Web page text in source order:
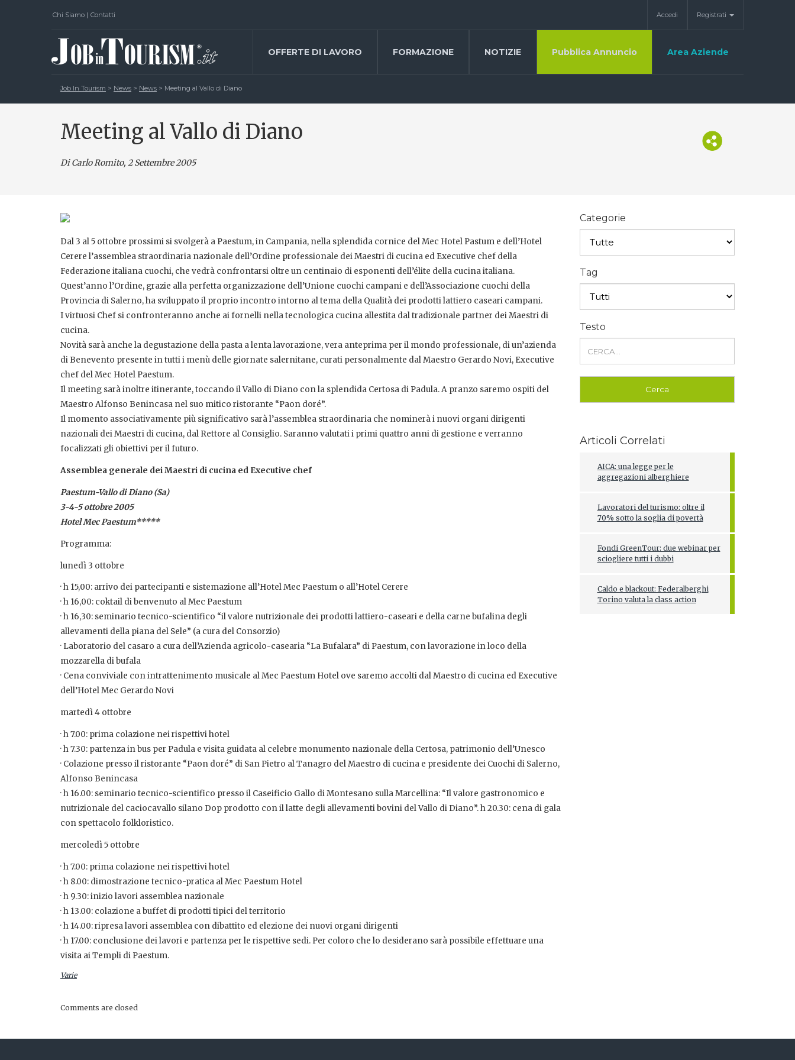
Chi Siamo | Contatti Accedi Registrati
OFFERTE DI LAVORO FORMAZIONE NOTIZIE Pubblica Annuncio Area Aziende
Job In Tourism > News > News > Meeting al Vallo di Diano
Meeting al Vallo di Diano
Di Carlo Romito, 2 Settembre 2005
Dal 3 al 5 ottobre prossimi si svolgerà a Paestum, in Campania, nella splendida cornice del Mec Hotel Pastum e dell’Hotel
Cerere l’assemblea straordinaria nazionale dell’Ordine professionale dei Maestri di cucina ed Executive chef della
Federazione italiana cuochi, che vedrà confrontarsi oltre un centinaio di esponenti dell’élite della cucina italiana.
Quest’anno l’Ordine, grazie alla perfetta organizzazione dell’Unione cuochi campani e dell’Associazione cuochi della
Provincia di Salerno, ha sviluppato il proprio incontro intorno al tema della Qualità dei prodotti lattiero caseari campani.
I virtuosi Chef si confronteranno anche ai fornelli nella tecnologica cucina allestita dal tradizionale partner dei Maestri di
cucina.
Novità sarà anche la degustazione della pasta a lenta lavorazione, vera anteprima per il mondo professionale, di un’azienda
di Benevento presente in tutti i menù delle giornate salernitane, curati personalmente dal Maestro Gerardo Novi, Executive
chef del Mec Hotel Paestum.
Il meeting sarà inoltre itinerante, toccando il Vallo di Diano con la splendida Certosa di Padula. A pranzo saremo ospiti del
Maestro Alfonso Benincasa nel suo mitico ristorante “Paon doré”.
Il momento associativamente più significativo sarà l’assemblea straordinaria che nominerà i nuovi organi dirigenti
nazionali dei Maestri di cucina, dal Rettore al Consiglio. Saranno valutati i primi quattro anni di gestione e verranno
focalizzati gli obiettivi per il futuro.
Assemblea generale dei Maestri di cucina ed Executive chef
Paestum-Vallo di Diano (Sa)
3-4-5 ottobre 2005
Hotel Mec Paestum*****
Programma:
lunedì 3 ottobre
· h 15,00: arrivo dei partecipanti e sistemazione all’Hotel Mec Paestum o all’Hotel Cerere
· h 16,00: coktail di benvenuto al Mec Paestum
· h 16,30: seminario tecnico-scientifico “il valore nutrizionale dei prodotti lattiero-caseari e della carne bufalina degli
allevamenti della piana del Sele” (a cura del Consorzio)
· Laboratorio del casaro a cura dell’Azienda agricolo-casearia “La Bufalara” di Paestum, con lavorazione in loco della
mozzarella di bufala
· Cena conviviale con intrattenimento musicale al Mec Paestum Hotel ove saremo accolti dal Maestro di cucina ed Executive
dell’Hotel Mec Gerardo Novi
martedì 4 ottobre
· h 7.00: prima colazione nei rispettivi hotel
· h 7.30: partenza in bus per Padula e visita guidata al celebre monumento nazionale della Certosa, patrimonio dell’Unesco
· Colazione presso il ristorante “Paon doré” di San Pietro al Tanagro del Maestro di cucina e presidente dei Cuochi di Salerno,
Alfonso Benincasa
· h 16.00: seminario tecnico-scientifico presso il Caseificio Gallo di Montesano sulla Marcellina: “Il valore gastronomico e
nutrizionale del caciocavallo silano Dop prodotto con il latte degli allevamenti bovini del Vallo di Diano”. h 20.30: cena di gala
con spettacolo folkloristico.
mercoledì 5 ottobre
· h 7.00: prima colazione nei rispettivi hotel
· h 8.00: dimostrazione tecnico-pratica al Mec Paestum Hotel
· h 9.30: inizio lavori assemblea nazionale
· h 13.00: colazione a buffet di prodotti tipici del territorio
· h 14.00: ripresa lavori assemblea con dibattito ed elezione dei nuovi organi dirigenti
· h 17.00: conclusione dei lavori e partenza per le rispettive sedi. Per coloro che lo desiderano sarà possibile effettuare una
visita ai Templi di Paestum.
Varie
Comments are closed
Categorie
Tag
Testo
Articoli Correlati
AICA: una legge per le
aggregazioni alberghiere
Lavoratori del turismo: oltre il
70% sotto la soglia di povertà
Fondi GreenTour: due webinar per
sciogliere tutti i dubbi
Caldo e blackout: Federalberghi
Torino valuta la class action